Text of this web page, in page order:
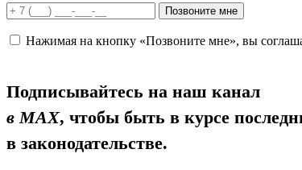
Позвоните мне
Нажимая на кнопку «Позвоните мне», вы
Подписывайтесь на наш канал
в MAX, чтобы быть в курсе
в законодательстве.